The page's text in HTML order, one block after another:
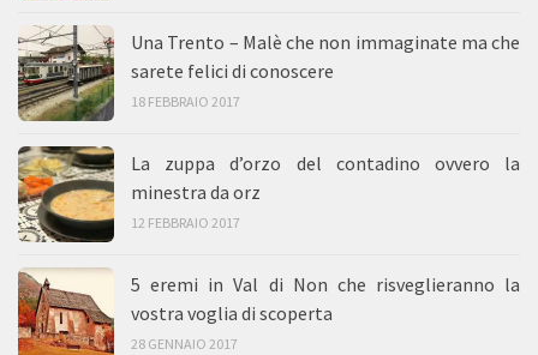
Una Trento – Malè che non immaginate ma che
sarete felici di conoscere
18 FEBBRAIO 2017
La zuppa d’orzo del contadino ovvero la
minestra da orz
12 FEBBRAIO 2017
5 eremi in Val di Non che risveglieranno la
vostra voglia di scoperta
28 GENNAIO 2017